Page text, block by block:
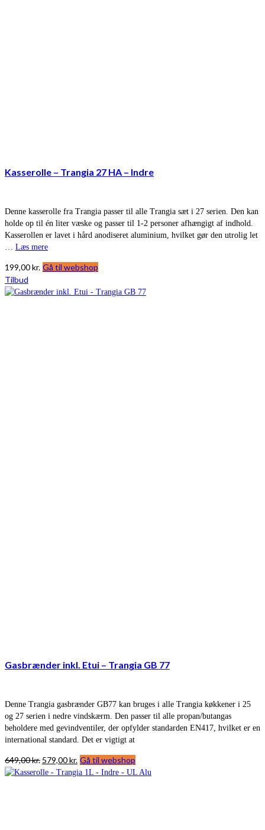
Kasserolle – Trangia 27 HA – Indre
Denne kasserolle fra Trangia passer til alle Trangia sæt i 27 serien. Den kan
holde op til én liter væske og passer til 1-2 personer afhængigt af indhold.
Kasserollen er lavet i hård anodiseret aluminium, hvilket gør den utrolig let
Læs mere
199,00kr. Gå til webshop
Tilbud
Gasbrænder inkl. Etui – Trangia GB 77
Denne Trangia gasbrænder GB77 kan bruges i alle Trangia køkkener i 25
og 27 serien i nedre vindskærm. Den passer til alle propan/butangas
beholdere med gevindventiler, der opfylder standarden EN417, hvilket er en
international standard. Det er vigtigt at
649,00kr. Den
oprindelige
579,00kr. Den
aktuelle
Gå til webshop